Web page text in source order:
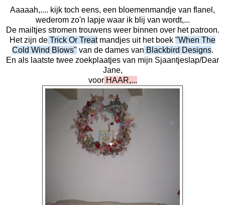
Aaaaah,.... kijk toch eens, een bloemenmandje van flanel,
wederom zo'n lapje waar ik blij van wordt,...
De mailtjes stromen trouwens weer binnen over het patroon.
Het zijn de Trick Or Treatmandjes uit het boek "When The
Cold Wind Blows" van de dames van Blackbird Designs.
En als laatste twee zoekplaatjes van mijn Sjaantjeslap/Dear
Jane,
voorHAAR,...